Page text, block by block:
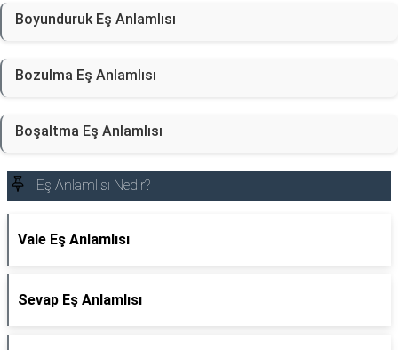
Boyunduruk Eş Anlamlısı
Bozulma Eş Anlamlısı
Boşaltma Eş Anlamlısı
Eş Anlamlısı Nedir?
Vale Eş Anlamlısı
Sevap Eş Anlamlısı